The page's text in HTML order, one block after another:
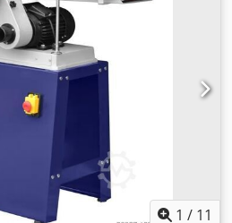
1 / 11